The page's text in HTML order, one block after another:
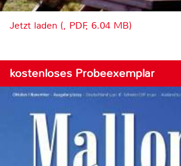
Jetzt laden (, PDF, 6.04 MB)
kostenloses Probeexemplar